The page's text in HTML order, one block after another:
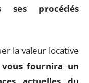
ses procédés
la valeur locative
fournira un